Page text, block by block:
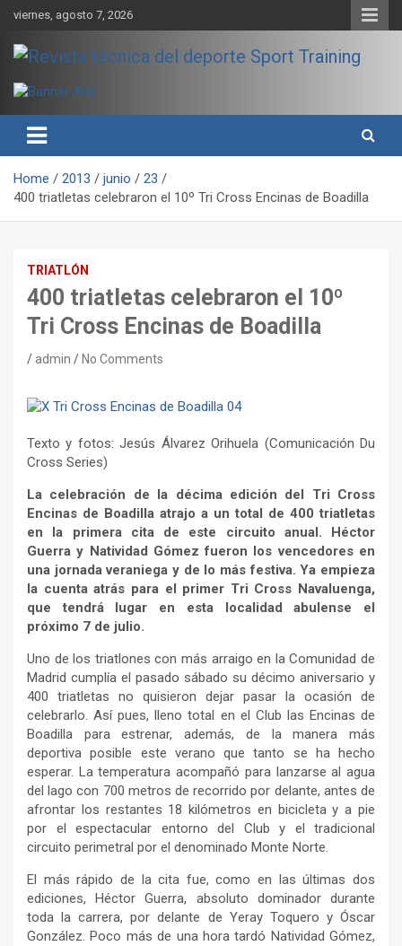
Skip
content
viernes, agosto 7, 2026
Revista técnica del deporte
Sport Training
rendimiento, nutrición y entrenamiento.
Home 2013 junio
23
400 triatletas celebraron el 10º Tri Cross Encinas de Boadilla
TRIATLÓN
400 triatletas celebraron el 10º
Tri Cross Encinas de Boadilla
admin No Comments
Texto y fotos: Jesús Álvarez Orihuela (Comunicación Du
Cross Series)
La celebración de la décima edición del Tri Cross
Encinas de Boadilla atrajo a un total de 400 triatletas
en la primera cita de este circuito anual. Héctor
Guerra y Natividad Gómez fueron los vencedores en
una jornada veraniega y de lo más festiva. Ya empieza
la cuenta atrás para el primer Tri Cross Navaluenga,
que tendrá lugar en esta localidad abulense el
próximo 7 de julio.
Uno de los triatlones con más arraigo en la Comunidad de
Madrid cumplía el pasado sábado su décimo aniversario y
400 triatletas no quisieron dejar pasar la ocasión de
celebrarlo. Así pues, lleno total en el Club las Encinas de
Boadilla para estrenar, además, de la manera más
deportiva posible este verano que tanto se ha hecho
esperar. La temperatura acompañó para lanzarse al agua
del lago con 700 metros de recorrido por delante, antes de
afrontar los restantes 18 kilómetros en bicicleta y a pie
por el espectacular entorno del Club y el tradicional
circuito perimetral por el denominado Monte Norte.
El más rápido de la cita fue, como en las últimas dos
ediciones, Héctor Guerra, absoluto dominador durante
toda la carrera, por delante de Yeray Toquero y Óscar
González. Poco más de una hora tardó Natividad Gómez,